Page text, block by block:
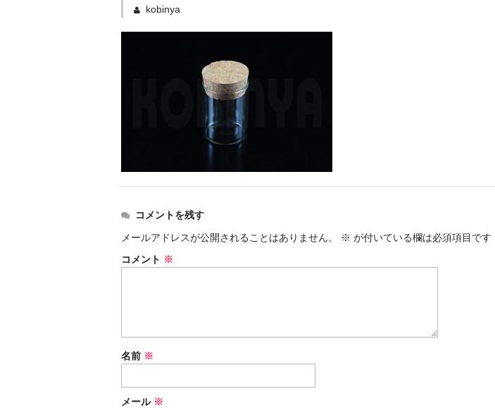
kobinya
コメントを残す
メールアドレスが公開されることはありません。
※ が付いている欄は必須項目です
コメント ※
名前 ※
メール ※